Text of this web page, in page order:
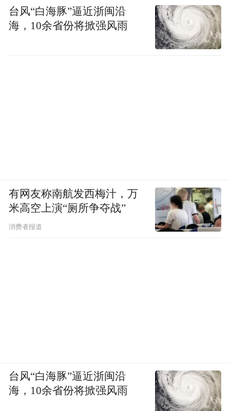
台风“白海豚”逼近浙闽沿
海，10余省份将掀强风雨
有网友称南航发西梅汁，万
米高空上演“厕所争夺战”
消费者报道
台风“白海豚”逼近浙闽沿
海，10余省份将掀强风雨